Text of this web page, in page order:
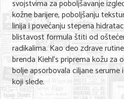
svojstvima za poboljšavanje
kožne barijere, poboljšanju
linija i povećanju stepena
blistavost formula štiti od
radikalima. Kao deo zdrave
brenda Kiehl’s priprema kožu
bolje apsorbovala ciljane
koji slede.